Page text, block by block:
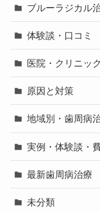
ブルーラジカル
体験談・口コミ
医院・クリニッ
原因と対策
地域別・歯周病
実例・体験談・
最新歯周病治療
未分類